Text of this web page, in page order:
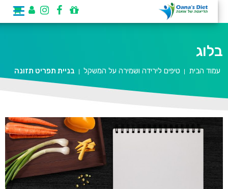
בלוג
עמוד הבית | טיפים לירידה ושמירה על המשקל | בניית תפריט תזונה